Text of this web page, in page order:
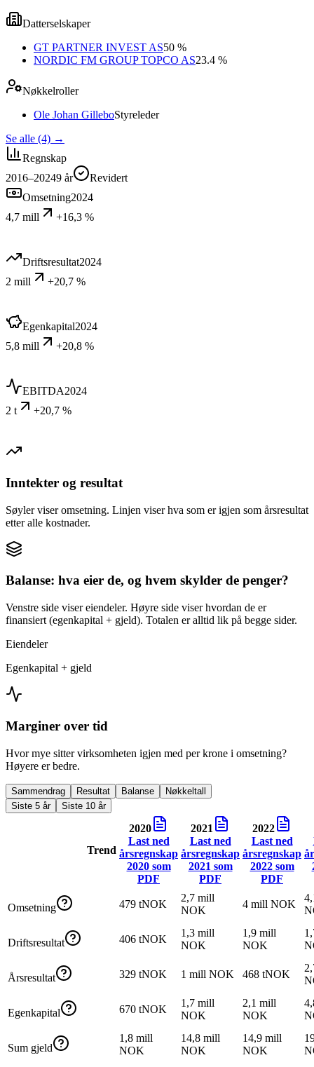
Datterselskaper
GT PARTNER INVEST AS50 %
NORDIC FM GROUP TOPCO AS23.4 %
Nøkkelroller
Ole Johan GilleboStyreleder
Se alle (4) →
Regnskap
2016–20249 år
Revidert
Omsetning2024
4,7 mill
+16,3 %
Driftsresultat2024
2 mill
+20,7 %
Egenkapital2024
5,8 mill
+20,8 %
EBITDA2024
2 t
+20,7 %
Inntekter og resultat
Søyler viser omsetning. Linjen viser hva som er igjen som årsresultat
etter alle kostnader.
Balanse: hva eier de, og hvem skylder de penger?
Venstre side viser eiendeler. Høyre side viser hvordan de er
finansiert (egenkapital + gjeld). Totalen er alltid lik på begge sider.
Eiendeler
Egenkapital + gjeld
Marginer over tid
Hvor mye sitter virksomheten igjen med per krone i omsetning?
Høyere er bedre.
Sammendrag Resultat Balanse
Nøkkeltall
Siste 5 år
Siste 10 år
Trend
2020
Last ned
årsregnskap
2020som
PDF
2021
Last ned
årsregnskap
2021 som
PDF
2022
Last ned
årsregnskap
2022som
PDF
Omsetning 479 tNOK
2,7 mill
NOK
4 mill NOK
Driftsresultat 406 tNOK
1,3 mill
NOK
1,9 mill
NOK
Årsresultat 329 tNOK 1 mill NOK 468 tNOK
Egenkapital 670 tNOK
1,7 mill
NOK
2,1 mill
NOK
Sum gjeld
1,8 mill
NOK
14,8 mill
NOK
14,9 mill
NOK